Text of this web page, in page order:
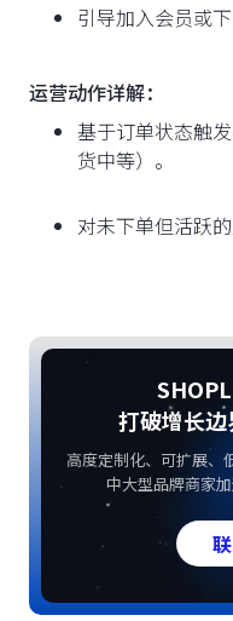
引导加入会员或
运营动作详解：
基于订单状态触
货中等）。
对未下单但活跃
打破增长
高度定制化、可扩展、
中大型品牌商家